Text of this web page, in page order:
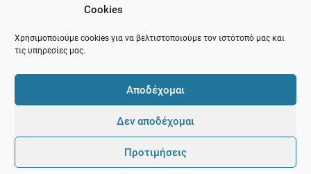
Cookies
Χρησιμοποιούμε cookies για να βελτιστοποιούμε τον ιστότοπό μας και
τις υπηρεσίες μας.
Αποδέχομαι
Δεν αποδέχομαι
Προτιμήσεις
Social Media
© 2021 Ιατρικός Σύλλογος Θεσσαλονίκης
Development and Hosting byPointer